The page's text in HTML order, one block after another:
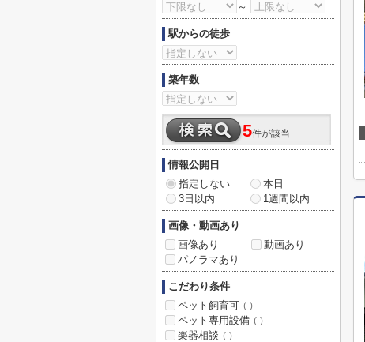
～
駅からの徒歩
築年数
5件が該当
情報公開日
指定しない
本日
3日以内
1週間以内
画像・動画あり
画像あり
動画あり
パノラマあり
こだわり条件
ペット飼育可 (-)
ペット専用設備 (-)
楽器相談 (-)